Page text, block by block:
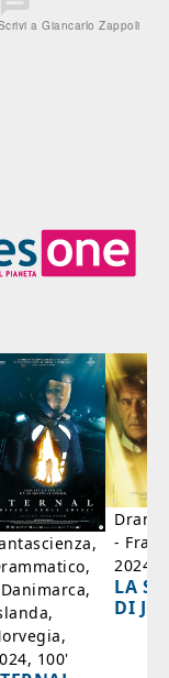
a Giancarlo Zappoli
100'
-
2024,
LA
DI